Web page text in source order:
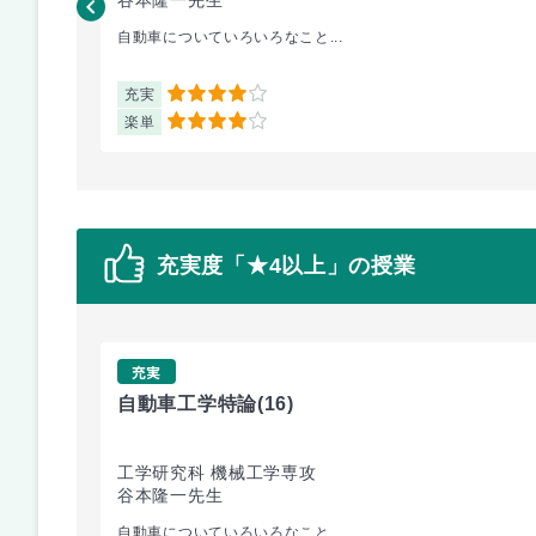
自動車についていろいろなこと...
充実 4
楽単 4
充実度「★4以上」の授業
充実
自動車工学特論(16)
工学研究科 機械工学専攻
谷本隆一先生
自動車についていろいろなこと...